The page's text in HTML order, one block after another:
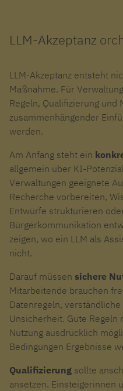
LLM-Akzeptanz
LLM-Akzeptanz entsteht
Maßnahme. Für
Regeln, Qualifizierung und
zusammenhängender
werden.
Am Anfang steht ein
allgemein über KI-
Verwaltungen geeignete
Recherche vorbereiten,
Entwürfe strukturieren
Bürgerkommunikation
zeigen, wo ein LLM als
nicht.
Darauf müssen sichere
Mitarbeitende brauchen
Datenregeln,
Unsicherheit. Gute Regeln
Nutzung ausdrücklich
Bedingungen Ergebnisse
Qualifizierung sollte
ansetzen. Einsteigerinnen